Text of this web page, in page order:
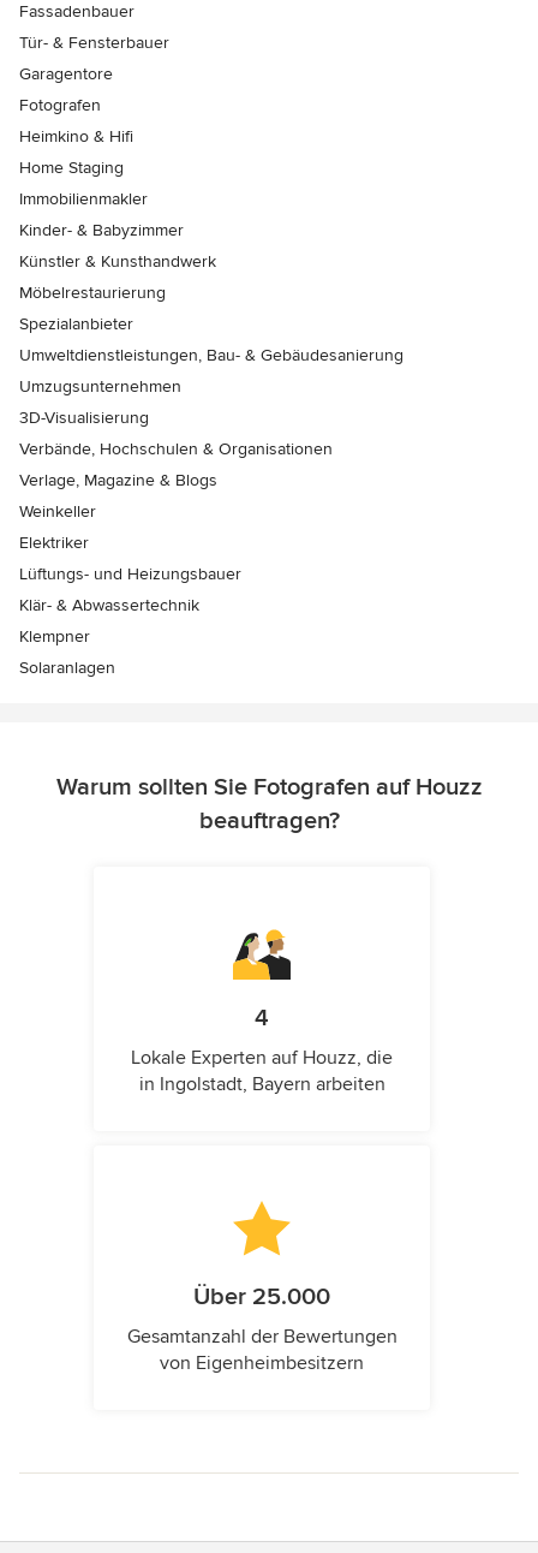
Fassadenbauer
Tür- & Fensterbauer
Garagentore
Fotografen
Heimkino & Hifi
Home Staging
Immobilienmakler
Kinder- & Babyzimmer
Künstler & Kunsthandwerk
Möbelrestaurierung
Spezialanbieter
Umweltdienstleistungen, Bau- & Gebäudesanierung
Umzugsunternehmen
3D-Visualisierung
Verbände, Hochschulen & Organisationen
Verlage, Magazine & Blogs
Weinkeller
Elektriker
Lüftungs- und Heizungsbauer
Klär- & Abwassertechnik
Klempner
Solaranlagen
Warum sollten Sie Fotografen auf Houzz
beauftragen?
4
Lokale Experten auf Houzz, die
in Ingolstadt, Bayern arbeiten
Über 25.000
Gesamtanzahl der Bewertungen
von Eigenheimbesitzern